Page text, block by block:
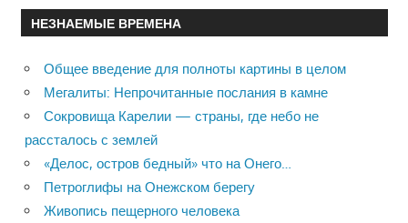
НЕЗНАЕМЫЕ ВРЕМЕНА
Общее введение для полноты картины в целом
Мегалиты: Непрочитанные послания в камне
Сокровища Карелии — страны, где небо не
рассталось с землей
«Делос, остров бедный» что на Онего…
Петроглифы на Онежском берегу
Живопись пещерного человека